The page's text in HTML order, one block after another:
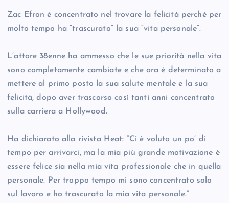
Zac Efron è concentrato nel trovare la felicità perché per
molto tempo ha “trascurato” la sua “vita personale”.
L’attore 38enne ha ammesso che le sue priorità nella vita
sono completamente cambiate e che ora è determinato a
mettere al primo posto la sua salute mentale e la sua
felicità, dopo aver trascorso così tanti anni concentrato
sulla carriera a Hollywood.
Ha dichiarato alla rivista Heat: “Ci è voluto un po’ di
tempo per arrivarci, ma la mia più grande motivazione è
essere felice sia nella mia vita professionale che in quella
personale. Per troppo tempo mi sono concentrato solo
sul lavoro e ho trascurato la mia vita personale.”